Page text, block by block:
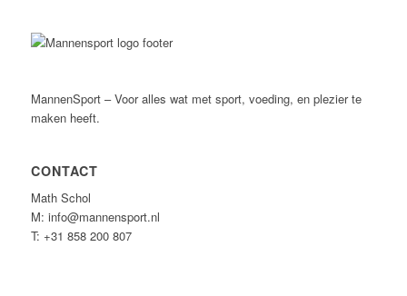
MannenSport – Voor alles wat met sport, voeding, en plezier te
maken heeft.
CONTACT
Math Schol
M: info@mannensport.nl
T: +31 858 200 807